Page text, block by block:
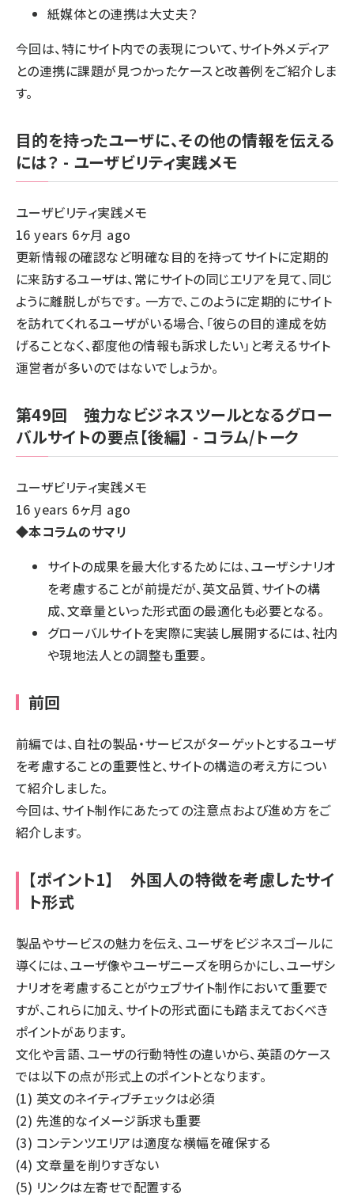
紙媒体との連携は大丈夫？
今回は、特にサイト内での表現について、サイト外メディア
との連携に課題が見つかったケースと改善例をご紹介しま
す。
目的を持ったユーザに、その他の情報を伝える
には？ - ユーザビリティ実践メモ
ユーザビリティ実践メモ
16 years 6ヶ月 ago
更新情報の確認など明確な目的を持ってサイトに定期的
に来訪するユーザは、常にサイトの同じエリアを見て、同じ
ように離脱しがちです。 一方で、このように定期的にサイト
を訪れてくれるユーザがいる場合、「彼らの目的達成を妨
げることなく、都度他の情報も訴求したい」と考えるサイト
運営者が多いのではないでしょうか。
第49回 強力なビジネスツールとなるグロー
バルサイトの要点【後編】 - コラム/トーク
ユーザビリティ実践メモ
16 years 6ヶ月 ago
◆本コラムのサマリ
サイトの成果を最大化するためには、ユーザシナリオ
を考慮することが前提だが、英文品質、サイトの構
成、文章量といった形式面の最適化も必要となる。
グローバルサイトを実際に実装し展開するには、社内
や現地法人との調整も重要。
前回
前編では、自社の製品・サービスがターゲットとするユーザ
を考慮することの重要性と、サイトの構造の考え方につい
て紹介しました。
今回は、サイト制作にあたっての注意点および進め方をご
紹介します。
【ポイント1】 外国人の特徴を考慮したサイ
ト形式
製品やサービスの魅力を伝え、ユーザをビジネスゴールに
導くには、ユーザ像やユーザニーズを明らかにし、ユーザシ
ナリオを考慮することがウェブサイト制作において重要で
すが、これらに加え、サイトの形式面にも踏まえておくべき
ポイントがあります。
文化や言語、ユーザの行動特性の違いから、英語のケース
では以下の点が形式上のポイントとなります。
(1) 英文のネイティブチェックは必須
(2) 先進的なイメージ訴求も重要
(3) コンテンツエリアは適度な横幅を確保する
(4) 文章量を削りすぎない
(5) リンクは左寄せで配置する